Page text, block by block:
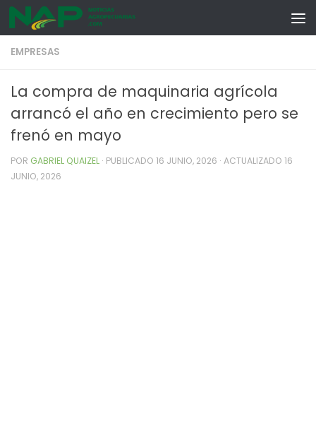
Skip to content
EMPRESAS
La compra de maquinaria agrícola
arrancó el año en crecimiento pero se
frenó en mayo
POR GABRIEL QUAIZEL · PUBLICADO 16 JUNIO, 2026 · ACTUALIZADO 16
JUNIO, 2026